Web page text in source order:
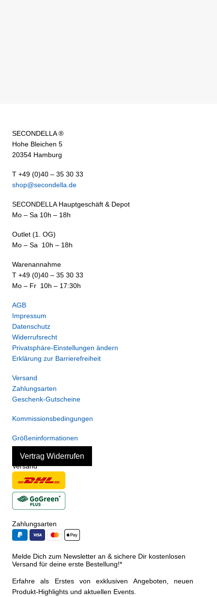
SECONDELLA ®
Hohe Bleichen 5
20354 Hamburg
T +49 (0)40 – 35 30 33
shop@secondella.de
SECONDELLA Hauptgeschäft & Depot
Mo – Sa 10h – 18h
Outlet (1. OG)
Mo – Sa 10h – 18h
Warenannahme
T +49 (0)40 – 35 30 33
Mo – Fr 10h – 17:30h
AGB
Impressum
Datenschutz
Widerrufsrecht
Privatsphäre-Einstellungen ändern
Erklärung zur Barrierefreiheit
Versand
Zahlungsarten
Geschenk-Gutscheine
Kommissionsbedingungen
Größeninformationen
Vertrag Widerrufen
Versand
Zahlungsarten
Melde Dich zum Newsletter an & sichere Dir kostenlosen
Versand für deine erste Bestellung!*
Erfahre als Erstes von exklusiven Angeboten, neuen
Produkt-Highlights und aktuellen Events.